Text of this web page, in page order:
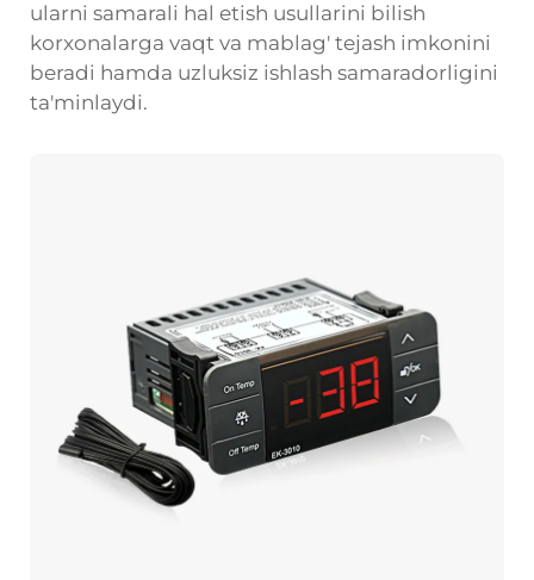
ularni samarali hal etish usullarini bilish
korxonalarga vaqt va mablag' tejash imkonini
beradi hamda uzluksiz ishlash samaradorligini
ta'minlaydi.